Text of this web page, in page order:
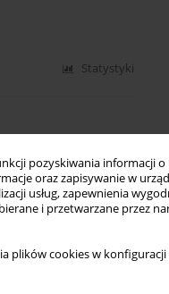
pozyskiwania informacji
oraz zapisywanie w
usług, zapewnienia
i przetwarzane przez
plików cookies w
Statystyki